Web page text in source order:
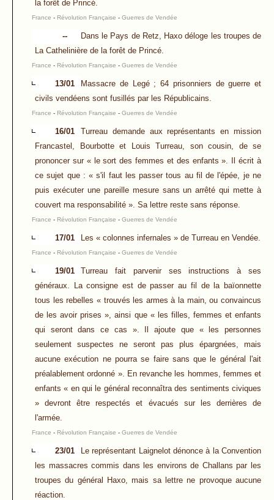
la forêt de Princé.
France - Révolution Française - Guerres de Vendée
--
Dans le Pays de Retz, Haxo déloge les troupes de
La Cathelinière de la forêt de Princé.
France - Révolution Française - Guerres de Vendée
13/01
Massacre de Legé ; 64 prisonniers de guerre et
civils vendéens sont fusillés par les Républicains.
France - Révolution Française - Guerres de Vendée
16/01
Turreau demande aux représentants en mission
Francastel, Bourbotte et Louis Turreau, son cousin, de se
prononcer sur « le sort des femmes et des enfants ». Il écrit à
ce sujet que : « s'il faut les passer tous au fil de l'épée, je ne
puis exécuter une pareille mesure sans un arrêté qui mette à
couvert ma responsabilité ». Sa lettre reste sans réponse.
France - Révolution Française - Guerres de Vendée
17/01 Les « colonnes infernales » de Turreau en Vendée.
France - Révolution Française - Guerres de Vendée
19/01
Turreau fait parvenir ses instructions à ses
généraux. La consigne est de passer au fil de la baïonnette
tous les rebelles « trouvés les armes à la main, ou convaincus
de les avoir prises », ainsi que « les filles, femmes et enfants
qui seront dans ce cas ». Il ajoute que « les personnes
seulement suspectes ne seront pas plus épargnées, mais
aucune exécution ne pourra se faire sans que le général l'ait
préalablement ordonné ». En revanche les hommes, femmes et
enfants « en qui le général reconnaîtra des sentiments civiques
» devront être respectés et évacués sur les derrières de
l'armée.
France - Révolution Française - Guerres de Vendée
23/01
Le représentant Laignelot dénonce à la Convention
les massacres commis dans les environs de Challans par les
troupes du général Haxo, mais sa lettre ne provoque aucune
réaction.